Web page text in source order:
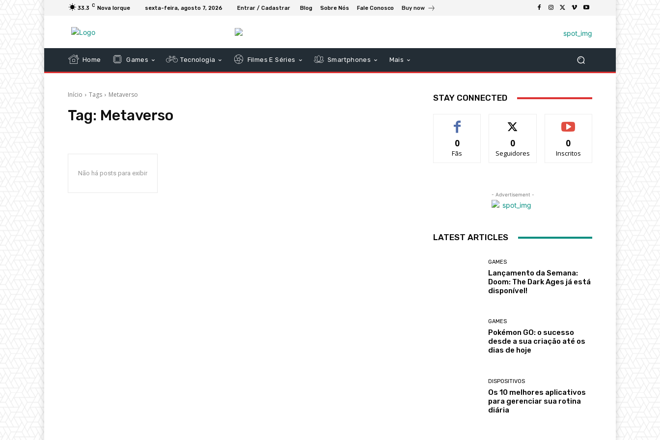
33.3 C Nova Iorque sexta-feira, agosto 7, 2026 Entrar / Cadastrar Blog Sobre Nós Fale Conosco Buy now
Home Games Tecnologia Filmes E Séries Smartphones Mais
Início Tags Metaverso
Tag: Metaverso
Não há posts para exibir
STAY CONNECTED
0
Fãs
0
Seguidores
0
Inscritos
- Advertisement -
LATEST ARTICLES
GAMES
Lançamento da Semana:
Doom: The Dark Ages já está
disponível!
GAMES
Pokémon GO: o sucesso
desde a sua criação até os
dias de hoje
DISPOSITIVOS
Os 10 melhores aplicativos
para gerenciar sua rotina
diária